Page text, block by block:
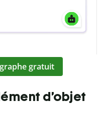
gratuit
d’objet